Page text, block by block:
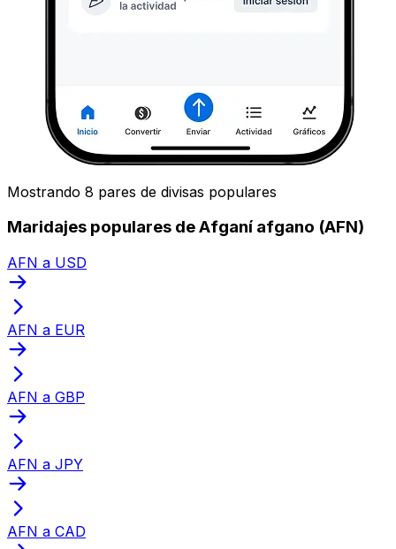
Mostrando 8 pares de divisas populares
Maridajes populares de Afganí afgano (AFN)
AFN a USD
AFN a EUR
AFN a GBP
AFN a JPY
AFN a CAD